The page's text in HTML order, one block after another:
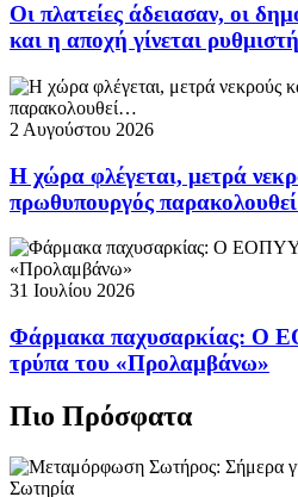
Οι πλατείες άδειασαν, οι
και η αποχή γίνεται
2 Αυγούστου 2026
Η χώρα φλέγεται, μετρά
πρωθυπουργός
31 Ιουλίου 2026
Φάρμακα παχυσαρκίας: Ο
τρύπα του «Προλαμβάνω»
Πιο Πρόσφατα